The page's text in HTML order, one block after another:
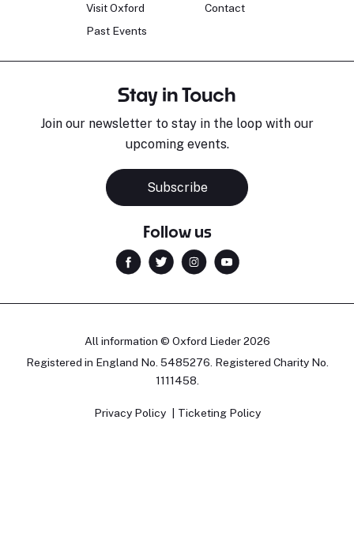
Visit Oxford
Past Events
Contact
Stay in Touch
Join our newsletter to stay in the loop with our
upcoming events.
Subscribe
Follow us
All information © Oxford Lieder 2026
Registered in England No. 5485276. Registered Charity No.
1111458.
Privacy Policy Ticketing Policy